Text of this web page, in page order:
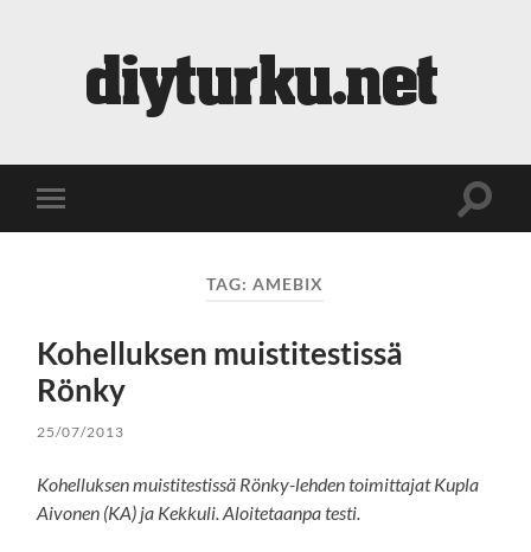
Toggle
mobile
Toggle
TAG:AMEBIX
Kohelluksen muistitestissä
Rönky
25/07/2013
Kohelluksen muistitestissä Rönky-lehden toimittajat Kupla
Aivonen (KA) ja Kekkuli. Aloitetaanpa testi.